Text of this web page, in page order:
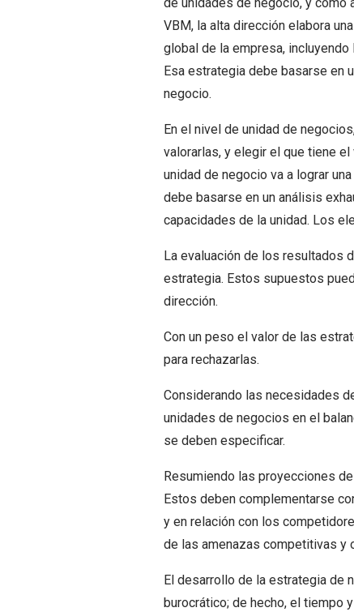
VBM, la alta dirección elabora
global de la empresa,
Esa estrategia debe basarse en
negocio.
En el nivel de unidad de
valorarlas, y elegir el que tiene
unidad de negocio va a lograr
debe basarse en un análisis
capacidades de la unidad. Los
La evaluación de los resultados
estrategia. Estos supuestos
dirección.
Con un peso el valor de las
para rechazarlas.
Considerando las necesidades
unidades de negocios en el
se deben especificar.
Resumiendo las proyecciones
Estos deben complementarse
y en relación con los
de las amenazas competitivas y
El desarrollo de la estrategia de
burocrático; de hecho, el tiempo